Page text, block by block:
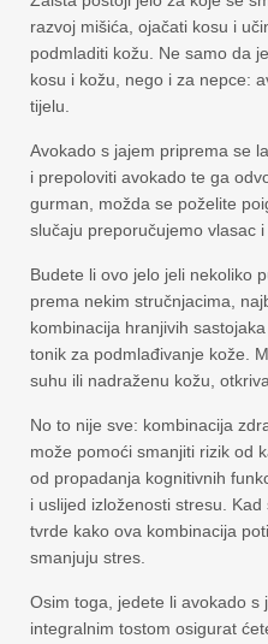
razvoj mišića, ojačati kosu i
podmladiti kožu. Ne samo da
kosu i kožu, nego i za nepce:
tijelu.
Avokado s jajem priprema se
i prepoloviti avokado te ga
gurman, možda se poželite
slučaju preporučujemo vlasac i
Budete li ovo jelo jeli nekoliko
prema nekim stručnjacima,
kombinacija hranjivih
tonik za podmlađivanje kože.
suhu ili nadraženu kožu,
No to nije sve: kombinacija
može pomoći smanjiti rizik od
od propadanja kognitivnih
i uslijed izloženosti stresu.
tvrde kako ova kombinacija
smanjuju stres.
Osim toga, jedete li avokado s
integralnim tostom osigurat